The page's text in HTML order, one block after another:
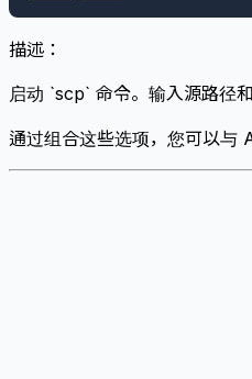
描述：
启动 `scp` 命令。输入源路径和
通过组合这些选项，您可以与